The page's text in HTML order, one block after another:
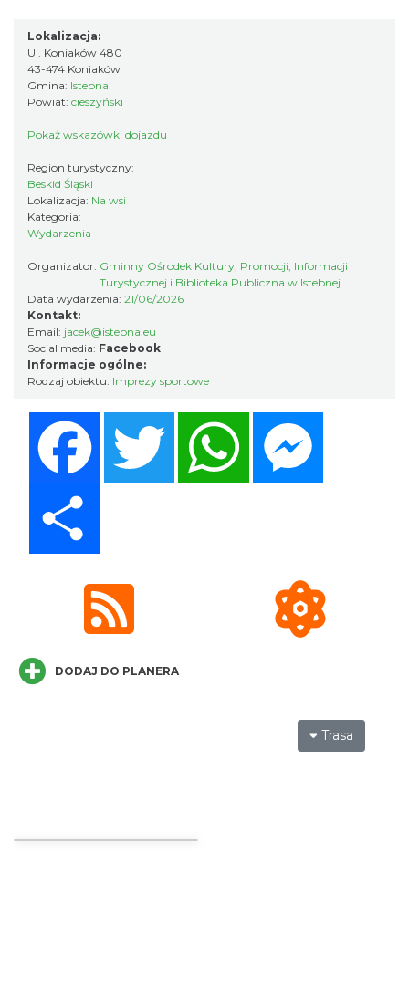
Piłkarski Piknik
4.37 km
Robimy budki dla ptaków - zajęcia
warsztatowe
Istebna
III Ogólnopolski Festiwal Folkloru
Dziecięcego „ Jaworowy Listek”
2026-09-19
Lokalizacja:
Ul. Koniaków 480
43-474 Koniaków
Gmina: Istebna
Powiat: cieszyński
Pokaż wskazówki dojazdu
Region turystyczny:
Beskid Śląski
Lokalizacja: Na wsi
Kategoria:
Wydarzenia
Organizator: Gminny Ośrodek Kultury, Promocji, Informacji
Turystycznej i Biblioteka Publiczna w Istebnej
Data wydarzenia: 21/06/2026
Kontakt:
Email: jacek@istebna.eu
Social media: Facebook
Informacje ogólne:
Rodzaj obiektu: Imprezy sportowe
Twitter
DODAJ DO PLANERA
Trasa